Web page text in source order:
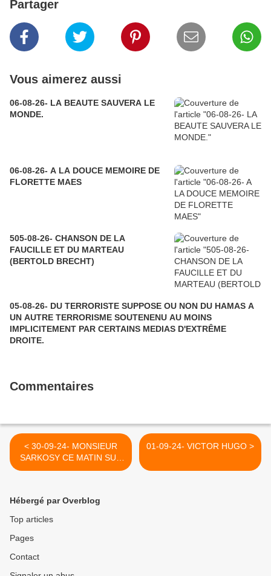
Partager
Vous aimerez aussi
06-08-26- LA BEAUTE SAUVERA LE
MONDE.
06-08-26- A LA DOUCE MEMOIRE DE
FLORETTE MAES
505-08-26- CHANSON DE LA
FAUCILLE ET DU MARTEAU
(BERTOLD BRECHT)
05-08-26- DU TERRORISTE SUPPOSE OU NON DU HAMAS A
UN AUTRE TERRORISME SOUTENENU AU MOINS
IMPLICITEMENT PAR CERTAINS MEDIAS D'EXTRÊME
DROITE.
Commentaires
< 30-09-24- MONSIEUR
SARKOSY CE MATIN SUR
LES MEDIAS FACHOS
SCIEMMENT TRAVESTI LA
VERITE DU MOYEN
01-09-24- VICTOR HUGO >
Hébergé par Overblog
Top articles
Pages
Contact